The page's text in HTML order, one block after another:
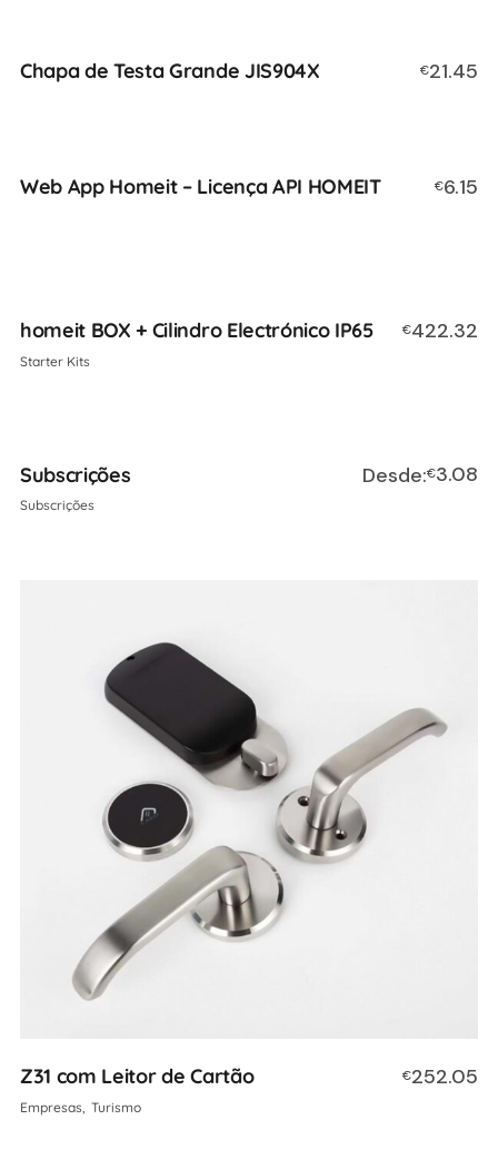
Chapa de Testa Grande JIS904X €21.45
Web App Homeit – Licença API HOMEIT €6.15
homeit BOX + Cilindro Electrónico IP65 €422.32
Starter Kits
Subscrições Desde:€3.08
Subscrições
Z31 com Leitor de Cartão €252.05
Empresas Turismo